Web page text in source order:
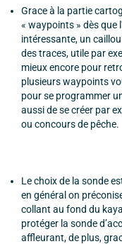
Grace à la partie
« waypoints » dès que
intéressante, un
des traces, utile par
mieux encore pour
plusieurs waypoints
pour se programmer
aussi de se créer par
ou concours de pêche.
Le choix de la sonde
en général on
collant au fond du
protéger la sonde
affleurant, de plus,